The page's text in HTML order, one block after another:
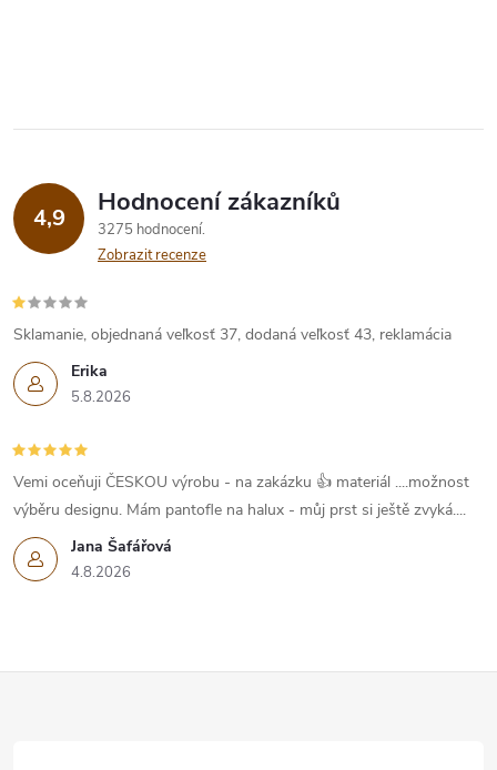
l
d
a
c
í
p
r
v
k
y
4,9 Hodnocení zákazníků
3275 hodnocení
Zobrazit recenze
Erika
5.8.2026
Sklamanie, objednaná veľkosť 37, dodaná veľkosť 43, reklamácia
Jana Šafářová
4.8.2026
Vemi oceňuji ČESKOU výrobu - na zakázku 👍 materiál ....možnost
výběru designu. Mám pantofle na halux - můj prst si ještě zvyká....